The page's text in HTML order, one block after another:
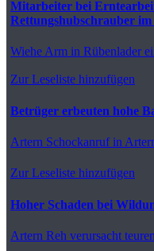
Mitarbeiter bei
Rettungshubschrauber im
Wiehe Arm in Rübenlader
Zur Leseliste hinzufügen
Betrüger erbeuten hohe
Artern Schockanruf in
Zur Leseliste hinzufügen
Hoher Schaden bei
Artern Reh verursacht